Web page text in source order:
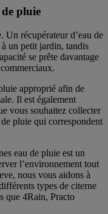
pluie
Un récupérateur d’eau de
un petit jardin, tandis
se prête davantage
approprié afin de
Il est également
vous souhaitez collecter
pluie qui correspondent
eau de pluie est un
l’environnement tout
nous vous aidons à
types de citerne
que 4Rain, Practo